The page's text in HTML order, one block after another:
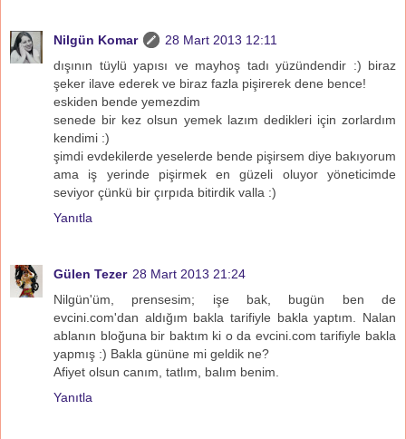
Nilgün Komar
28 Mart 2013 12:11
dışının tüylü yapısı ve mayhoş tadı yüzündendir :) biraz
şeker ilave ederek ve biraz fazla pişirerek dene bence!
eskiden bende yemezdim
senede bir kez olsun yemek lazım dedikleri için zorlardım
kendimi :)
şimdi evdekilerde yeselerde bende pişirsem diye bakıyorum
ama iş yerinde pişirmek en güzeli oluyor yöneticimde
seviyor çünkü bir çırpıda bitirdik valla :)
Yanıtla
Gülen Tezer 28 Mart 2013 21:24
Nilgün'üm, prensesim; işe bak, bugün ben de
evcini.com'dan aldığım bakla tarifiyle bakla yaptım. Nalan
ablanın bloğuna bir baktım ki o da evcini.com tarifiyle bakla
yapmış :) Bakla gününe mi geldik ne?
Afiyet olsun canım, tatlım, balım benim.
Yanıtla